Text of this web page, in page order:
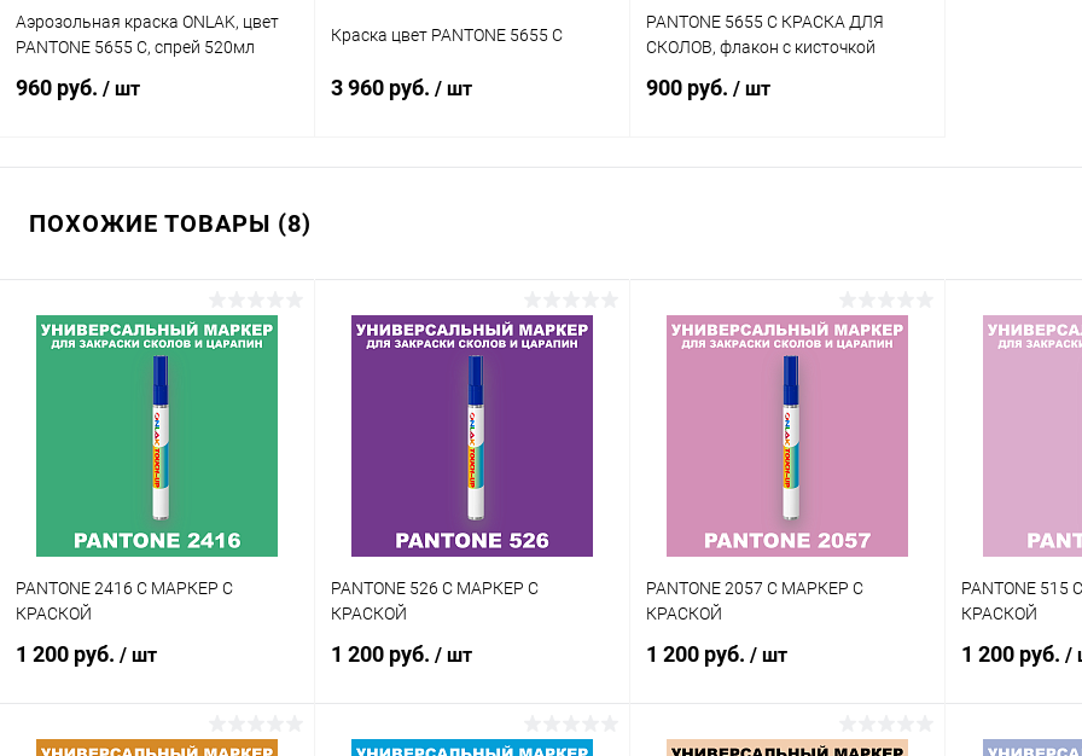
Аэрозольная краска ONLAK, цвет
PANTONE 5655 C, спрей 520мл
960 руб. / шт
Цвет:
Краска цвет PANTONE 5655 C
3 960 руб. / шт
Цвет:
полуматовая
PANTONE 5655 C КРАСКА ДЛЯ
СКОЛОВ, флакон с кисточкой
900 руб. / шт
Цвет:
матовая
ПОХОЖИЕ ТОВАРЫ (8)
PANTONE 2416 C МАРКЕР С
КРАСКОЙ
1 200 руб. / шт
PANTONE 526 C МАРКЕР С
КРАСКОЙ
1 200 руб. / шт
PANTONE 2057 C МАРКЕР С
КРАСКОЙ
1 200 руб. / шт
PANTONE 515
КРАСКОЙ
1 200 руб. /